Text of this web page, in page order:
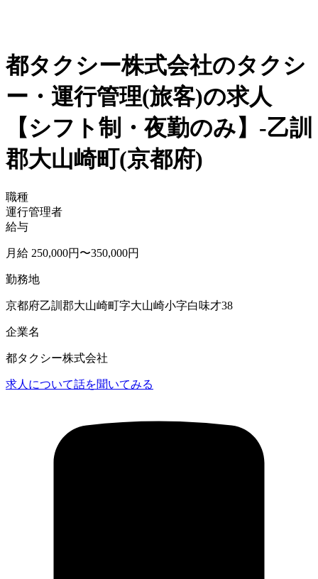
都タクシー株式会社のタクシ
ー・運行管理(旅客)の求人
【シフト制・夜勤のみ】-乙訓
郡大山崎町(京都府)
職種
運行管理者
給与
月給 250,000円〜350,000円
勤務地
京都府乙訓郡大山崎町字大山崎小字白味才38
企業名
都タクシー株式会社
求人について話を聞いてみる